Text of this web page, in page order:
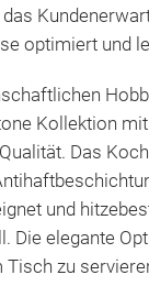
optimiert und
Kollektion
Das
und
Die elegante
Tisch zu